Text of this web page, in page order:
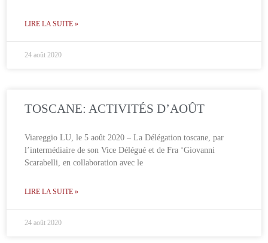
LIRE LA SUITE »
24 août 2020
TOSCANE: ACTIVITÉS D’AOÛT
Viareggio LU, le 5 août 2020 – La Délégation toscane, par
l’intermédiaire de son Vice Délégué et de Fra ‘Giovanni
Scarabelli, en collaboration avec le
LIRE LA SUITE »
24 août 2020